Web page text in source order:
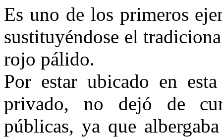
Es uno de los primeros
sustituyéndose el
rojo pálido.
Por estar ubicado en
privado, no dejó de
públicas, ya que